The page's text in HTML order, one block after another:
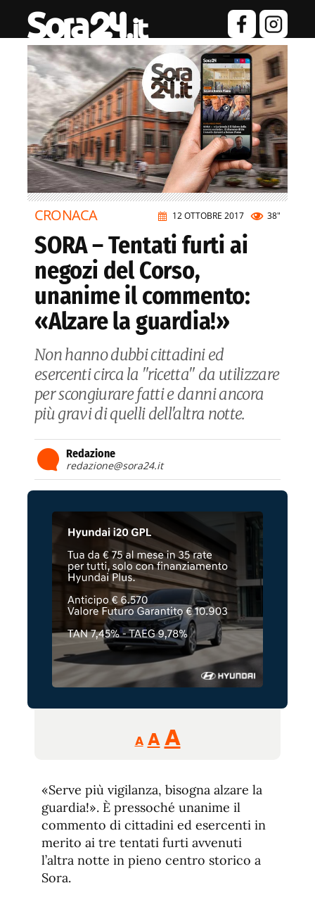
12 OTTOBRE 2017 38"
CRONACA
SORA – Tentati furti ai
negozi del Corso,
unanime il commento:
«Alzare la guardia!»
Non hanno dubbi cittadini ed
esercenti circa la "ricetta" da utilizzare
per scongiurare fatti e danni ancora
più gravi di quelli dell'altra notte.
Redazione
redazione@sora24.it
A
Reducir
tamaño
A Restablecer
de
fuente
AAumentar
de
fuente.
«Serve più vigilanza, bisogna alzare la
guardia!». È pressoché unanime il
commento di cittadini ed esercenti in
merito ai tre tentati furti avvenuti
l’altra notte in pieno centro storico a
Sora.